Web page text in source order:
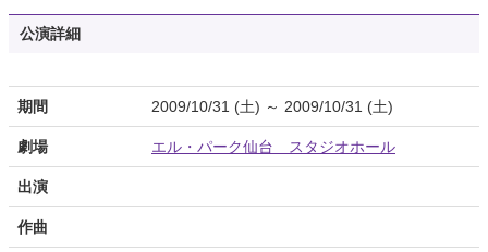
公演詳細
期間 2009/10/31 (土) ～ 2009/10/31 (土)
劇場 エル・パーク仙台 スタジオホール
出演
作曲